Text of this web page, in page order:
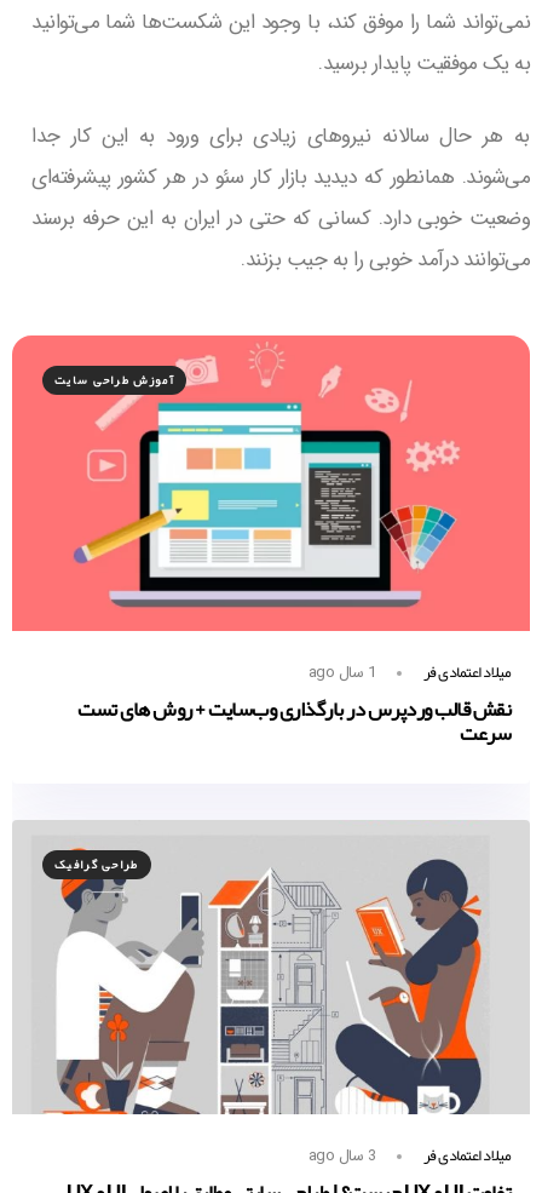
نمی‌تواند شما را موفق کند، با وجود این شکست‌ها شما می‌توانید
به یک موفقیت پایدار برسید.
به هر حال سالانه نیروهای زیادی برای ورود به این کار جدا
می‌شوند. همانطور که دیدید بازار کار سئو در هر کشور پیشرفته‌ای
وضعیت خوبی دارد. کسانی که حتی در ایران به این حرفه برسند
می‌توانند درآمد خوبی را به جیب بزنند.
آموزش طراحی سایت
میلاد اعتمادی فر 1 سال ago
نقش قالب وردپرس در بارگذاری وب‌سایت + روش های تست
سرعت
طراحی گرافیک
میلاد اعتمادی فر 3 سال ago